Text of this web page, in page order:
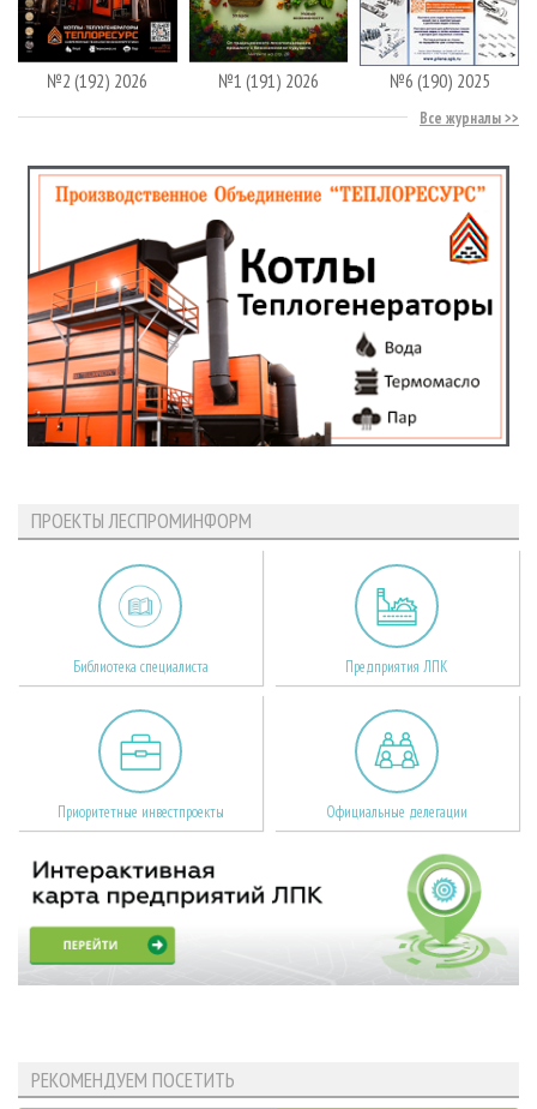
№2 (192) 2026 №1 (191) 2026 №6 (190) 2025
Все журналы
ПРОЕКТЫ ЛЕСПРОМИНФОРМ
Библиотека специалиста Предприятия ЛПК
Приоритетные инвестпроекты Официальные делегации
РЕКОМЕНДУЕМ ПОСЕТИТЬ